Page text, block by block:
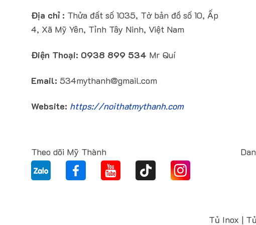
Địa chỉ : Thửa đất số 1035, Tờ bản đồ số 10, Ấp
4, Xã Mỹ Yên, Tỉnh Tây Ninh, Việt Nam
Điện Thoại: 0938 899 534 Mr Quí
Email: 534mythanh@gmail.com
Website: https://noithatmythanh.com
Theo dõi Mỹ Thành
Tủ Inox |